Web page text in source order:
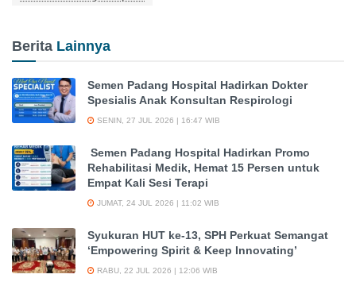
Berita Lainnya
Semen Padang Hospital Hadirkan Dokter
Spesialis Anak Konsultan Respirologi
SENIN, 27 JUL 2026 | 16:47 WIB
Semen Padang Hospital Hadirkan Promo
Rehabilitasi Medik, Hemat 15 Persen untuk
Empat Kali Sesi Terapi
JUMAT, 24 JUL 2026 | 11:02 WIB
Syukuran HUT ke-13, SPH Perkuat Semangat
‘Empowering Spirit & Keep Innovating’
RABU, 22 JUL 2026 | 12:06 WIB